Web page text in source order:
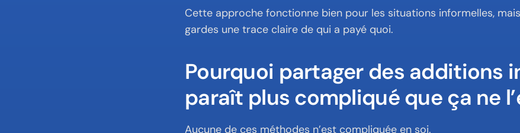
Cette approche fonctionne bien pour les situations informelles,
gardes une trace claire de qui a payé quoi.
Pourquoi partager des additions
paraît plus compliqué que ça ne
Aucune de ces méthodes n’est compliquée en soi.